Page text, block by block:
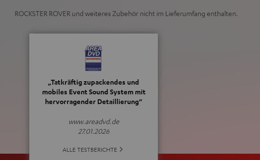
ROCKSTER ROVER und weiteres Zubehör nicht im Lieferumfang enthalten.
„Tatkräftig zupackendes und
mobiles Event Sound System mit
hervorragender Detaillierung“
www.areadvd.de
27.01.2026
ALLE TESTBERICHTE